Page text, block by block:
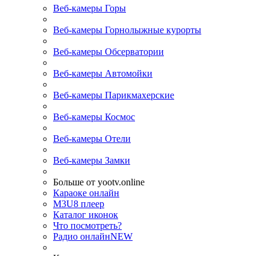
Веб-камеры Горы
Веб-камеры Горнолыжные курорты
Веб-камеры Обсерватории
Веб-камеры Автомойки
Веб-камеры Парикмахерские
Веб-камеры Космос
Веб-камеры Отели
Веб-камеры Замки
Больше от yootv.online
Караоке онлайн
M3U8 плеер
Каталог иконок
Что посмотреть?
Радио онлайнNEW